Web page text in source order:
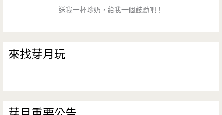
送我一杯珍奶，給我一個鼓勵吧！
來找芽月玩